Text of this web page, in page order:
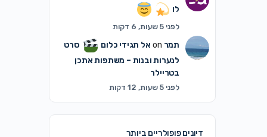
לו
לפני 5 שעות, 6 דקות
תמר אל תגידי כלום
סרט
לנערות ובנות – משתפות אתכן
בטריילר
לפני 5 שעות, 12 דקות
דיונים פופולריים ביותר